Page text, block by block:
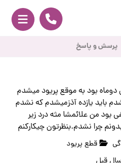
پرسش و پاسخ
دوماه بود به موقع پریود میشدم
باید یازده آذزمیشدم که نشدم
بود من علائمشا‌ مثه درد زیر
چرا نشدم.بنظرتون چیکارکنم
قطع پریود